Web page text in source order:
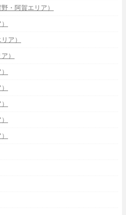
・阿賀エリア）
ア）
）